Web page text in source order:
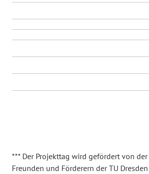
*** Der Projekttag wird gefördert von
Freunden und Förderern der TU Dresden